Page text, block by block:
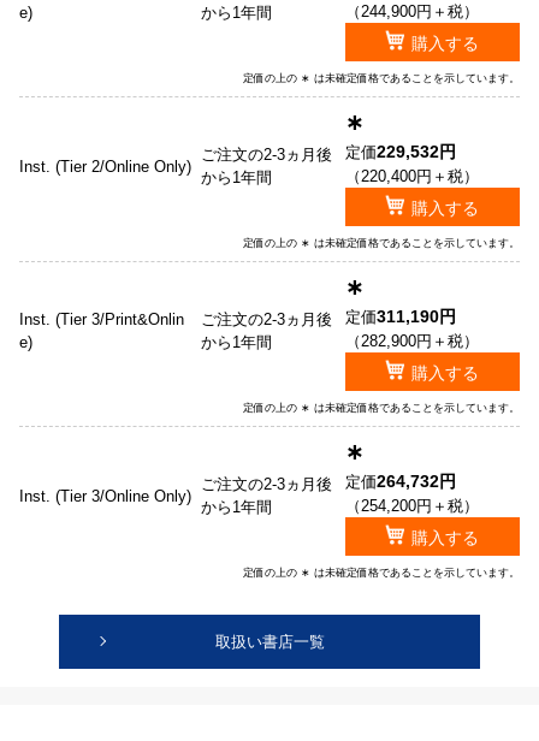
e)
から1年間
（244,900円＋税）
購入する
定価の上の ∗ は未確定価格であることを示しています。
Inst. (Tier 2/Online Only)
ご注文の2-3ヵ月後
から1年間
∗
定価229,532円
（220,400円＋税）
購入する
定価の上の ∗ は未確定価格であることを示しています。
Inst. (Tier 3/Print&Onlin
e)
ご注文の2-3ヵ月後
から1年間
∗
定価311,190円
（282,900円＋税）
購入する
定価の上の ∗ は未確定価格であることを示しています。
Inst. (Tier 3/Online Only)
ご注文の2-3ヵ月後
から1年間
∗
定価264,732円
（254,200円＋税）
購入する
定価の上の ∗ は未確定価格であることを示しています。
取扱い書店一覧